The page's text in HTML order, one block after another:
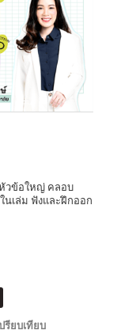
หัวข้อใหญ่ คลอบ
นเล่ม ฟังและฝึกออก
รียบเทียบ